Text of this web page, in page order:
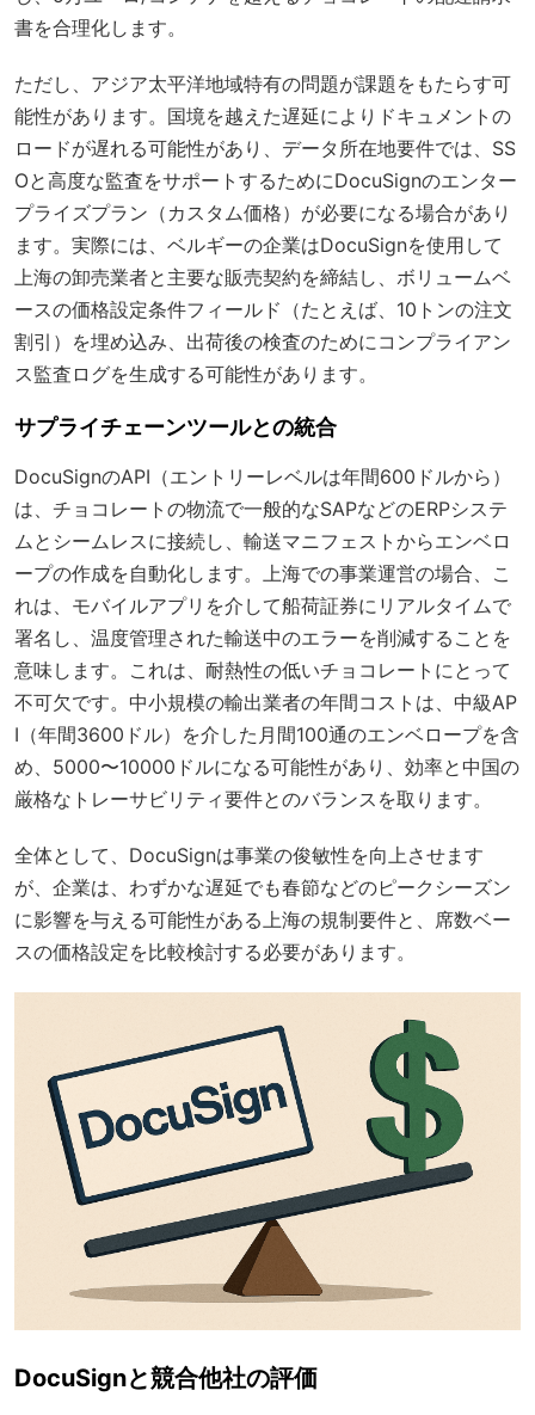
書を合理化します。
ただし、アジア太平洋地域特有の問題が課題をもたらす可
能性があります。国境を越えた遅延によりドキュメントの
ロードが遅れる可能性があり、データ所在地要件では、SS
Oと高度な監査をサポートするためにDocuSignのエンター
プライズプラン（カスタム価格）が必要になる場合があり
ます。実際には、ベルギーの企業はDocuSignを使用して
上海の卸売業者と主要な販売契約を締結し、ボリュームベ
ースの価格設定条件フィールド（たとえば、10トンの注文
割引）を埋め込み、出荷後の検査のためにコンプライアン
ス監査ログを生成する可能性があります。
サプライチェーンツールとの統合
DocuSignのAPI（エントリーレベルは年間600ドルから）
は、チョコレートの物流で一般的なSAPなどのERPシステ
ムとシームレスに接続し、輸送マニフェストからエンベロ
ープの作成を自動化します。上海での事業運営の場合、こ
れは、モバイルアプリを介して船荷証券にリアルタイムで
署名し、温度管理された輸送中のエラーを削減することを
意味します。これは、耐熱性の低いチョコレートにとって
不可欠です。中小規模の輸出業者の年間コストは、中級AP
I（年間3600ドル）を介した月間100通のエンベロープを含
め、5000〜10000ドルになる可能性があり、効率と中国の
厳格なトレーサビリティ要件とのバランスを取ります。
全体として、DocuSignは事業の俊敏性を向上させます
が、企業は、わずかな遅延でも春節などのピークシーズン
に影響を与える可能性がある上海の規制要件と、席数ベー
スの価格設定を比較検討する必要があります。
DocuSignと競合他社の評価